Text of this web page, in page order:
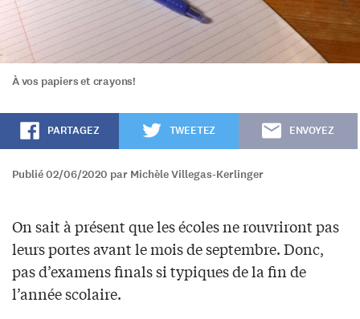
À vos papiers et crayons!
PARTAGEZ TWEETEZ ENVOYEZ
Publié 02/06/2020 par Michèle Villegas-Kerlinger
On sait à présent que les écoles ne rouvriront pas
leurs portes avant le mois de septembre. Donc,
pas d’examens finals si typiques de la fin de
l’année scolaire.